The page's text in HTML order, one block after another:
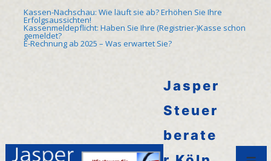
Zum
Inhalt
Kassen-Nachschau: Wie läuft sie ab? Erhöhen Sie Ihre
Erfolgsaussichten!
Kassenmeldepflicht: Haben Sie Ihre (Registrier-)Kasse schon
gemeldet?
E-Rechnung ab 2025 – Was erwartet Sie?
Jasper
Steuer
berate